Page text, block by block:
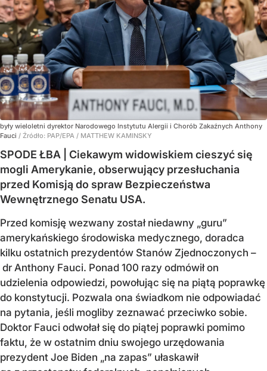
były wieloletni dyrektor Narodowego Instytutu Alergii i Chorób Zakaźnych Anthony
Fauci / Źródło: PAP/EPA / MATTHEW KAMINSKY
SPODE ŁBA | Ciekawym widowiskiem cieszyć się
mogli Amerykanie, obserwujący przesłuchania
przed Komisją do spraw Bezpieczeństwa
Wewnętrznego Senatu USA.
Przed komisję wezwany został niedawny „guru”
amerykańskiego środowiska medycznego, doradca
kilku ostatnich prezydentów Stanów Zjednoczonych –
dr Anthony Fauci. Ponad 100 razy odmówił on
udzielenia odpowiedzi, powołując się na piątą poprawkę
do konstytucji. Pozwala ona świadkom nie odpowiadać
na pytania, jeśli mogliby zeznawać przeciwko sobie.
Doktor Fauci odwołał się do piątej poprawki pomimo
faktu, że w ostatnim dniu swojego urzędowania
prezydent Joe Biden „na zapas” ułaskawił